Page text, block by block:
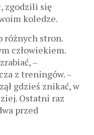
zgodzili się
koledze.
różnych stron.
człowiekiem.
–
z treningów. –
gdzieś znikać, w
Ostatni raz
przed